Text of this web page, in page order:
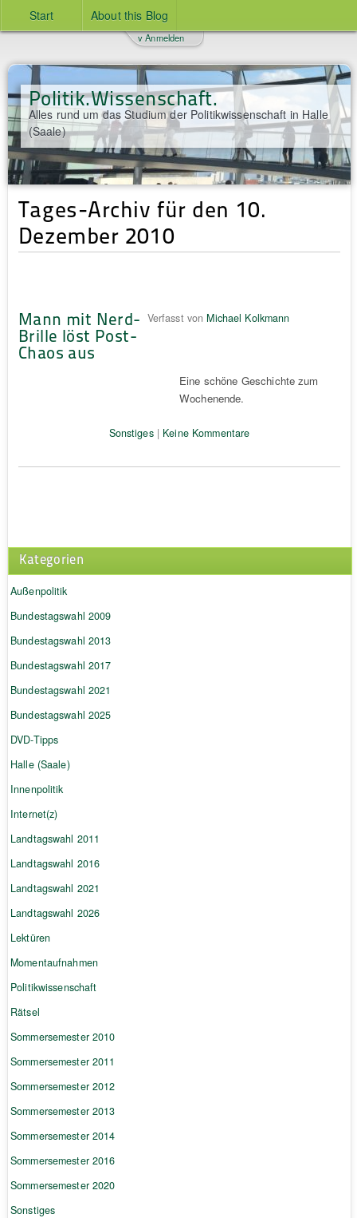
Start About this Blog
Politik.Wissenschaft.
Alles rund um das Studium der Politikwissenschaft in Halle
(Saale)
v Anmelden
Tages-Archiv für den 10.
Dezember 2010
Mann mit Nerd-
Brille löst Post-
Chaos aus
Verfasst von Michael Kolkmann
Eine schöne Geschichte zum
Wochenende.
Sonstiges| Keine Kommentare
Kategorien
Außenpolitik
Bundestagswahl 2009
Bundestagswahl 2013
Bundestagswahl 2017
Bundestagswahl 2021
Bundestagswahl 2025
DVD-Tipps
Halle (Saale)
Innenpolitik
Internet(z)
Landtagswahl 2011
Landtagswahl 2016
Landtagswahl 2021
Landtagswahl 2026
Lektüren
Momentaufnahmen
Politikwissenschaft
Rätsel
Sommersemester 2010
Sommersemester 2011
Sommersemester 2012
Sommersemester 2013
Sommersemester 2014
Sommersemester 2016
Sommersemester 2020
Sonstiges